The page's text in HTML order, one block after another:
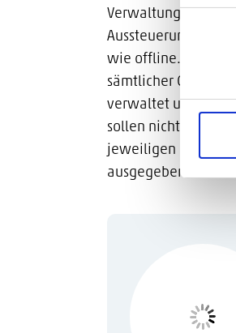
Verwaltung aller
Aussteuerung
wie offline. Über
sämtlicher Content
verwaltet und den
sollen nicht nur
jeweiligen Länder
ausgegeben